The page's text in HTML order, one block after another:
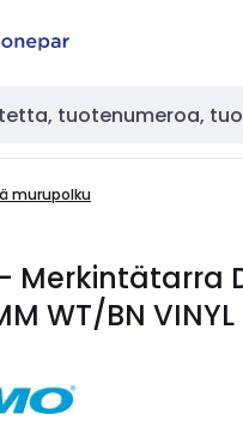
murupolku
Merkintätarra
WT/BN